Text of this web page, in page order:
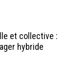
et collective :
hybride